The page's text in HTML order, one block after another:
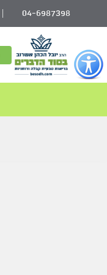
כפתור
לפתיחת
תפריט
נגישות
04-6987398